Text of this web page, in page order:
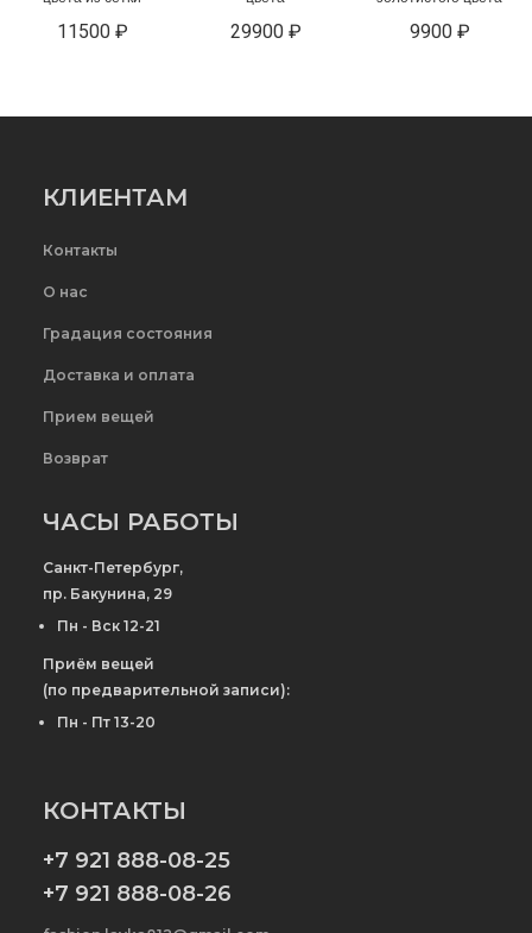
11500 ₽ 29900 ₽ 9900 ₽
КЛИЕНТАМ
Контакты
О нас
Градация состояния
Доставка и оплата
Прием вещей
Возврат
ЧАСЫ РАБОТЫ
Санкт-Петербург,
пр. Бакунина, 29
Пн - Вск 12-21
Приём вещей
(по предварительной записи):
Пн - Пт 13-20
КОНТАКТЫ
+7 921 888-08-25
+7 921 888-08-26